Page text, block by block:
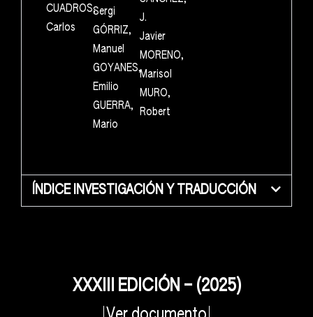
CUADROS,
Carlos
Sergi
GÓRRIZ,
Manuel
GOYANES,
Emilio
GUERRA,
Mario
J.
Javier
MORENO,
Marisol
MURO,
Robert
ÍNDICE INVESTIGACIÓN Y TRADUCCIÓN
XXXIII EDICIÓN – (2025)